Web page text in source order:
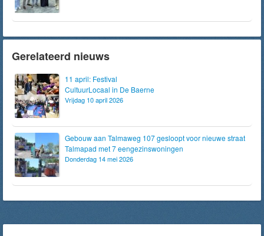
Gerelateerd nieuws
11 april: Festival
CultuurLocaal in De Baerne
Vrijdag 10 april 2026
Gebouw aan Talmaweg 107 gesloopt voor nieuwe straat
Talmapad met 7 eengezinswoningen
Donderdag 14 mei 2026